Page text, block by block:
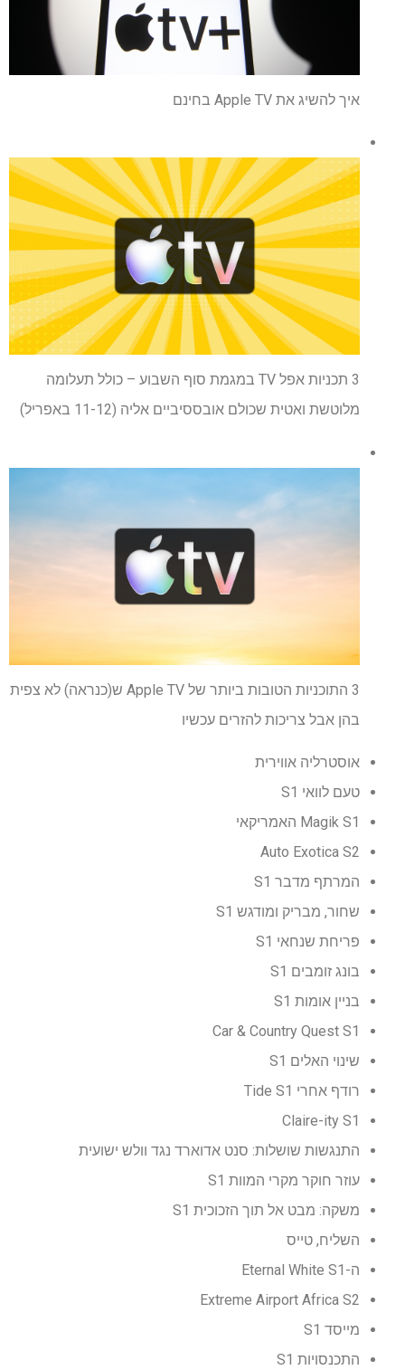
איך להשיג את Apple TV בחינם
3 תכניות אפל TV במגמת סוף השבוע – כולל תעלומה
מלוטשת ואטית שכולם אובססיביים אליה (11-12 באפריל)
3 התוכניות הטובות ביותר של Apple TV ש(כנראה) לא צפית
בהן אבל צריכות להזרים עכשיו
אוסטרליה אווירית
טעם לוואי S1
Magik S1 האמריקאי
Auto Exotica S2
המרתף מדבר S1
שחור, מבריק ומודגש S1
פריחת שנחאי S1
בונג זומבים S1
בניין אומות S1
Car & Country Quest S1
שינוי האלים S1
רודף אחרי Tide S1
Claire-ity S1
התנגשות שושלות: סנט אדוארד נגד וולש ישועית
עוזר חוקר מקרי המוות S1
משקה: מבט אל תוך הזכוכית S1
השליח, טייס
ה-Eternal White S1
Extreme Airport Africa S2
מייסד S1
התכנסויות S1